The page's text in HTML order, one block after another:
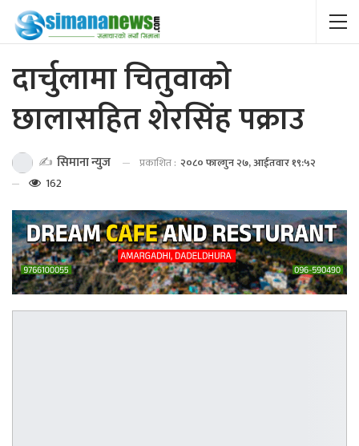
दार्चुलामा चितुवाको
छालासहित शेरसिंह पक्राउ
✍️ सिमाना न्युज प्रकाशित : २०८० फाल्गुन २७, आईतवार १९:५२
162